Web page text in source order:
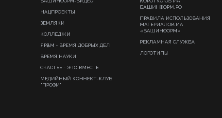
НАЦПРОЕКТЫ
ЗЕМЛЯКИ
КОЛЛЕДЖИ
ЯРҘАМ - ВРЕМЯ ДОБРЫХ ДЕЛ
ВРЕМЯ НАУКИ
СЧАСТЬЕ - ЭТО ВМЕСТЕ
МЕДИЙНЫЙ КОННЕКТ-КЛУБ
"ПРОФИ"
БАШИНФОРМ.РФ
ПРАВИЛА ИСПОЛЬЗОВАНИЯ
МАТЕРИАЛОВ ИА
«БАШИНФОРМ»
РЕКЛАМНАЯ СЛУЖБА
ЛОГОТИПЫ